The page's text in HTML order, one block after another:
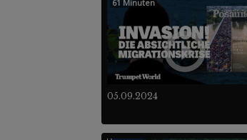
05.09.2024
61 Minuten